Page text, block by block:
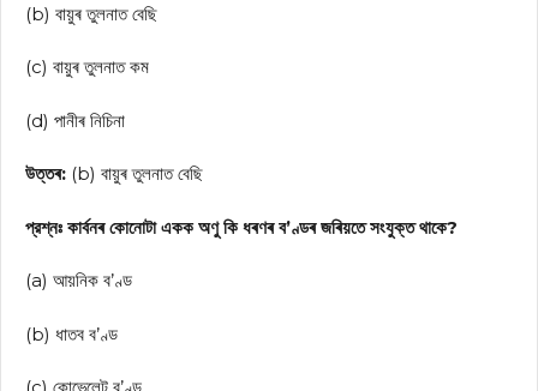
(b) বায়ুৰ তুলনাত বেছি
(c) বায়ুৰ তুলনাত কম
(d) পানীৰ নিচিনা
উত্তৰ: (b) বায়ুৰ তুলনাত বেছি
প্রশ্নঃ কাৰ্বনৰ কোনোটা একক অণু কি ধৰণৰ ব’ণ্ডৰ জৰিয়তে সংযুক্ত থাকে?
(a) আয়নিক ব’ণ্ড
(b) ধাতব ব’ণ্ড